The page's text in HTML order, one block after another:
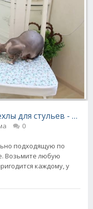
для стульев -
0
подходящую по
Возьмите любую
каждому, у